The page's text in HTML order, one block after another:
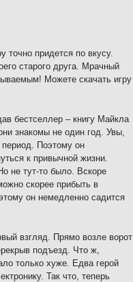
точно придется по вкусу.
старого друга. Мрачный
Можете скачать игру
бестселлер – книгу Майкла
знакомы не один год. Увы,
Поэтому он
к привычной жизни.
не тут-то было. Вскоре
скорее прибыть в
он немедленно садится
взгляд. Прямо возле ворот
подъезд. Что ж,
только хуже. Едва герой
Так что, теперь